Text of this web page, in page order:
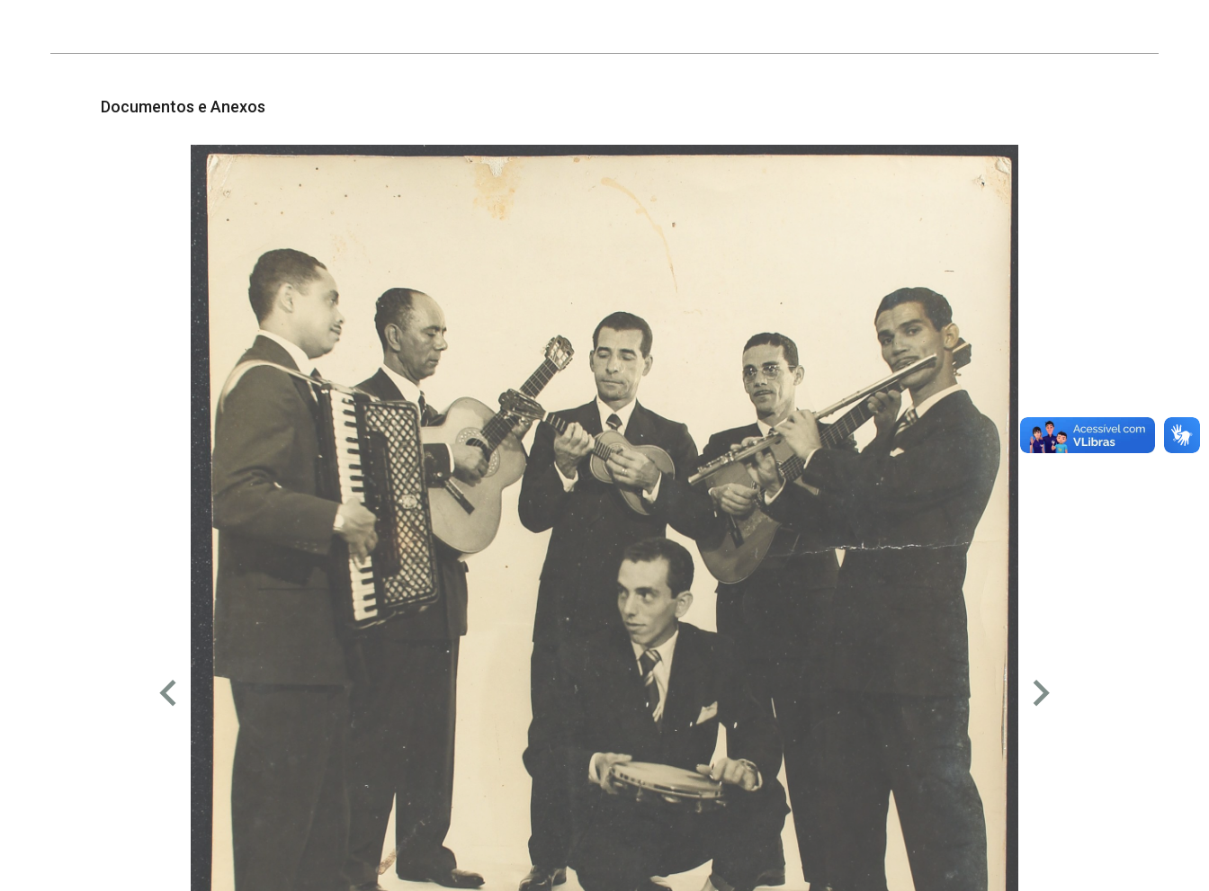
Documentos e Anexos